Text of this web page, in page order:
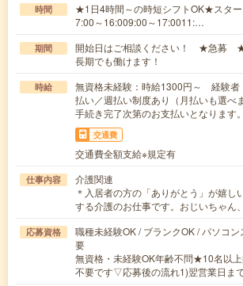
時間
★1日4時間～の時短シフトOK★スター
7:00～16:009:00～17:0011:…
期間
開始日はご相談ください！ ★急募 ★
長期でも働けます！
時給
無資格未経験：時給1300円～ 経験
払い／週払い制度あり（月払いも選べ
手続き完了次第のお支払いとなります。
交通費
交通費全額支給※規定有
仕事内容
介護関連
＊入居者の方の「ありがとう」が嬉し
する介護のお仕事です。おじいちゃん
応募資格
職種未経験OK / ブランクOK / パソコ
要
無資格・未経験OK年齢不問★10名以
不要です▽応募後の流れ1)翌営業日ま